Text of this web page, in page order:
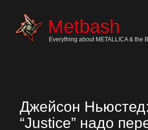
Metbash
Everything about METALLICA & the
Джейсон
“Justice” надо